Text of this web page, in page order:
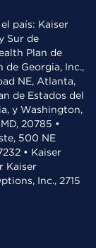
país: Kaiser
Sur de
Plan de
de Georgia, Inc.,
NE, Atlanta,
de Estados del
y Washington,
20785 •
500 NE
• Kaiser
Kaiser
Inc., 2715